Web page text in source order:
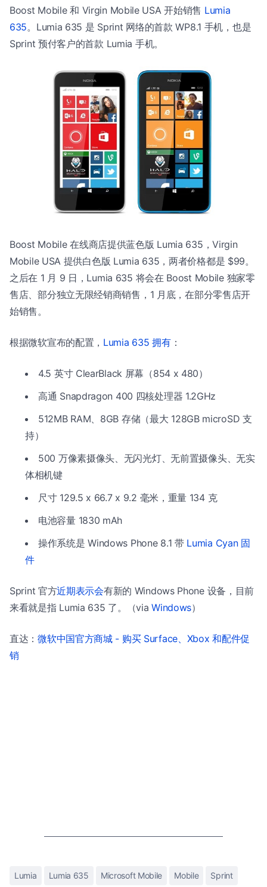
Boost Mobile 和 Virgin Mobile USA 开始销售 Lumia
635。Lumia 635 是 Sprint 网络的首款 WP8.1 手机，也是
Sprint 预付客户的首款 Lumia 手机。
Boost Mobile 在线商店提供蓝色版 Lumia 635，Virgin
Mobile USA 提供白色版 Lumia 635，两者价格都是 $99。
之后在 1 月 9 日，Lumia 635 将会在 Boost Mobile 独家零
售店、部分独立无限经销商销售，1 月底，在部分零售店开
始销售。
根据微软宣布的配置， Lumia 635 拥有：
4.5 英寸 ClearBlack 屏幕（854 x 480）
高通 Snapdragon 400 四核处理器 1.2GHz
512MB RAM、8GB 存储（最大 128GB microSD 支
持）
500 万像素摄像头、无闪光灯、无前置摄像头、无实
体相机键
尺寸 129.5 x 66.7 x 9.2 毫米，重量 134 克
电池容量 1830 mAh
操作系统是 Windows Phone 8.1 带 Lumia Cyan 固
件
Sprint 官方近期表示会有新的 Windows Phone 设备，目前
来看就是指 Lumia 635 了。（viaWindows）
直达：微软中国官方商城 - 购买 Surface、Xbox 和配件促
销
Lumia Lumia 635 Microsoft Mobile Mobile Sprint